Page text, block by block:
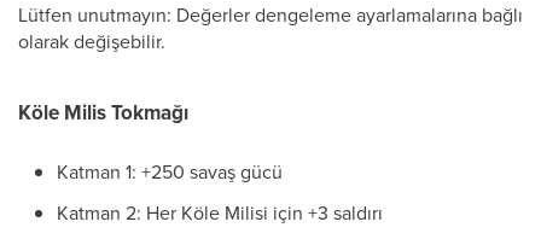
Lütfen unutmayın: Değerler dengeleme ayarlamalarına bağlı
olarak değişebilir.
Köle Milis Tokmağı
Katman 1: +250 savaş gücü
Katman 2: Her Köle Milisi için +3 saldırı